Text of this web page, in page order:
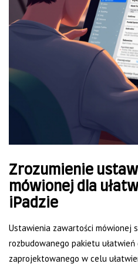
Zrozumienie
mówionej dla
iPadzie
Ustawienia zawartości mówionej
rozbudowanego pakietu
zaprojektowanego w celu